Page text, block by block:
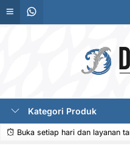
Kategori Produk
Buka setiap hari dan layanan